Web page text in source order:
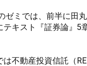
ゼミでは、前半に田
テキスト『証券論』5
は不動産投資信託（